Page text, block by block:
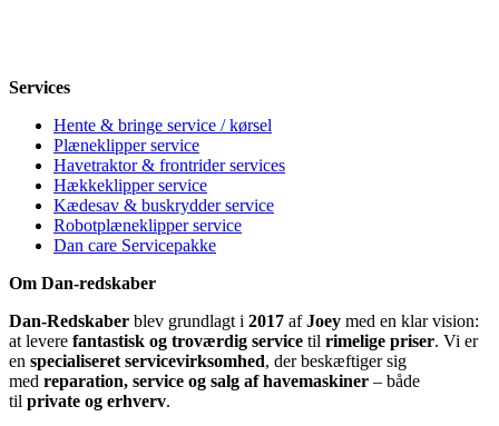
Services
Hente & bringe service / kørsel
Plæneklipper service
Havetraktor & frontrider services
Hækkeklipper service
Kædesav & buskrydder service
Robotplæneklipper service
Dan care Servicepakke
Om Dan-redskaber
Dan-Redskaber blev grundlagt i 2017 afJoey med en klar vision:
at levere fantastisk og troværdig service til rimelige priser. Vi er
en specialiseret servicevirksomhed, der beskæftiger sig
med reparation, service og salg af havemaskiner – både
til private og erhverv.